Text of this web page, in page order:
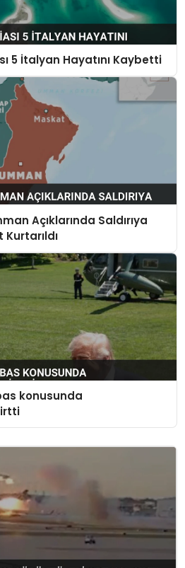
5 İtalyan Hayatını Kaybetti
Açıklarında Saldırıya
konusunda